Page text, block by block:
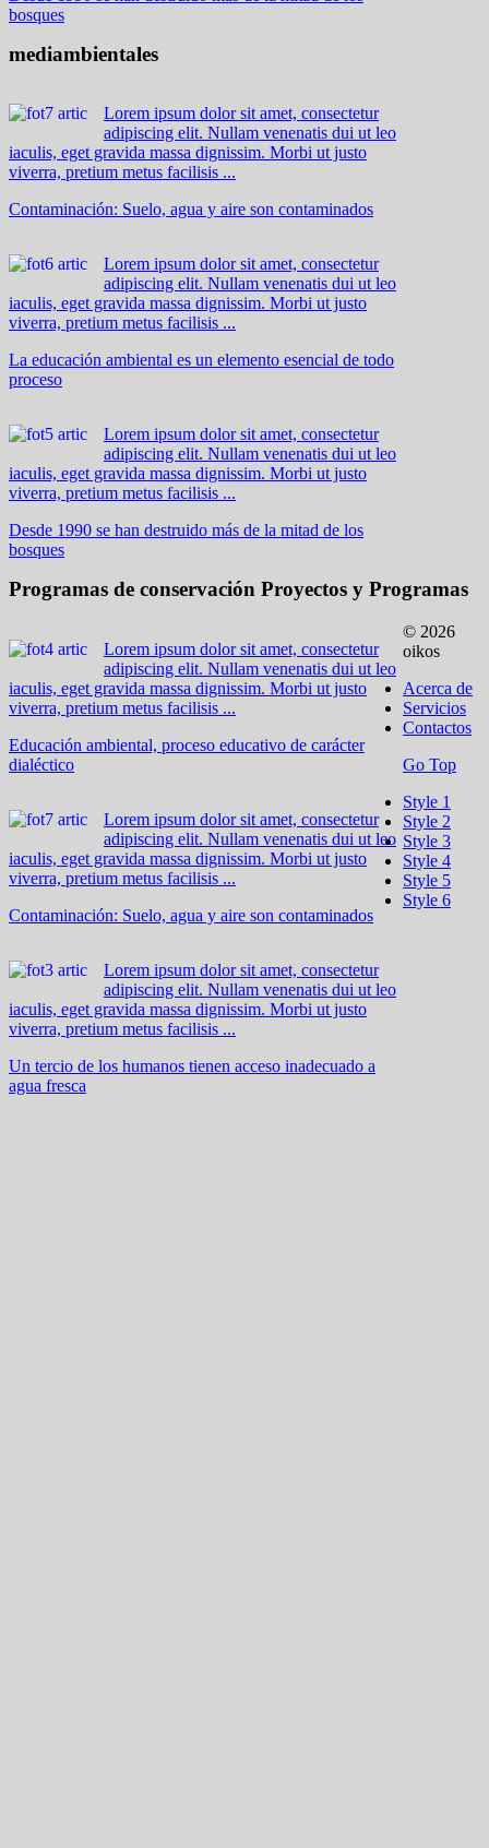
bosques
mediambientales
Lorem ipsum dolor sit amet, consectetur
adipiscing elit. Nullam venenatis dui ut leo
iaculis, eget gravida massa dignissim. Morbi ut justo
viverra, pretium metus facilisis ...
Contaminación: Suelo, agua y aire son contaminados
Lorem ipsum dolor sit amet, consectetur
adipiscing elit. Nullam venenatis dui ut leo
iaculis, eget gravida massa dignissim. Morbi ut justo
viverra, pretium metus facilisis ...
La educación ambiental es un elemento esencial de todo
proceso
Lorem ipsum dolor sit amet, consectetur
adipiscing elit. Nullam venenatis dui ut leo
iaculis, eget gravida massa dignissim. Morbi ut justo
viverra, pretium metus facilisis ...
Desde 1990 se han destruido más de la mitad de los
bosques
Programas de conservación Proyectos y Programas
Lorem ipsum dolor sit amet, consectetur
adipiscing elit. Nullam venenatis dui ut leo
iaculis, eget gravida massa dignissim. Morbi ut justo
viverra, pretium metus facilisis ...
Educación ambiental, proceso educativo de carácter
dialéctico
Lorem ipsum dolor sit amet, consectetur
adipiscing elit. Nullam venenatis dui ut leo
iaculis, eget gravida massa dignissim. Morbi ut justo
viverra, pretium metus facilisis ...
Contaminación: Suelo, agua y aire son contaminados
Lorem ipsum dolor sit amet, consectetur
adipiscing elit. Nullam venenatis dui ut leo
iaculis, eget gravida massa dignissim. Morbi ut justo
viverra, pretium metus facilisis ...
Un tercio de los humanos tienen acceso inadecuado a
agua fresca
© 2026
oikos
Acerca de
Servicios
Contactos
Go Top
Style 1
Style 2
Style 3
Style 4
Style 5
Style 6